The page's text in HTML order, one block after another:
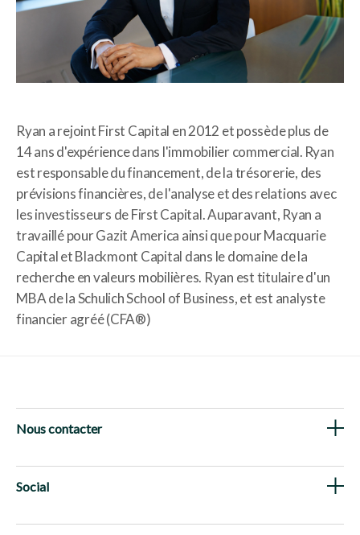
Ryan a rejoint First Capital en 2012 et possède plus de
14 ans d'expérience dans l'immobilier commercial. Ryan
est responsable du financement, de la trésorerie, des
prévisions financières, de l'analyse et des relations avec
les investisseurs de First Capital. Auparavant, Ryan a
travaillé pour Gazit America ainsi que pour Macquarie
Capital et Blackmont Capital dans le domaine de la
recherche en valeurs mobilières. Ryan est titulaire d'un
MBA de la Schulich School of Business, et est analyste
financier agréé (CFA®)
Nous contacter
Social